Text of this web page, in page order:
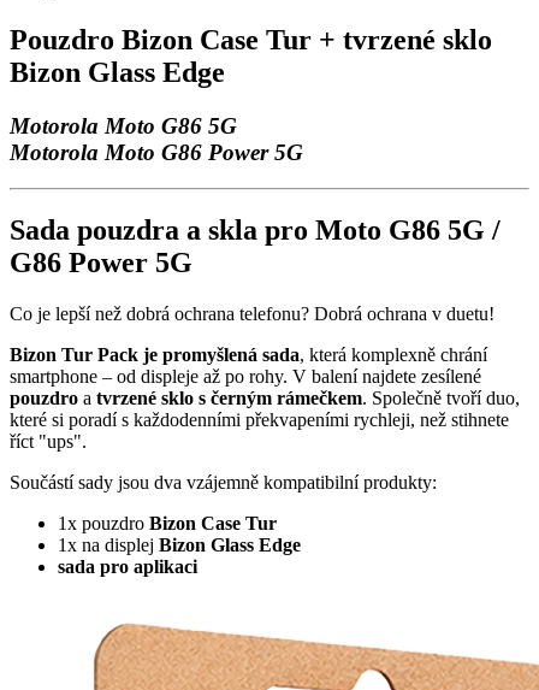
Pouzdro Bizon Case Tur + tvrzené sklo
Bizon Glass Edge
Motorola Moto G86 5G
Motorola Moto G86 Power 5G
Sada pouzdra a skla pro Moto G86 5G /
G86 Power 5G
Co je lepší než dobrá ochrana telefonu? Dobrá ochrana v duetu!
Bizon Tur Pack je promyšlená sada, která komplexně chrání
smartphone – od displeje až po rohy. V balení najdete zesílené
pouzdro a tvrzené sklo s černým rámečkem. Společně tvoří duo,
které si poradí s každodenními překvapeními rychleji, než stihnete
říct "ups".
Součástí sady jsou dva vzájemně kompatibilní produkty:
1x pouzdro Bizon Case Tur
1x na displej Bizon Glass Edge
sada pro aplikaci